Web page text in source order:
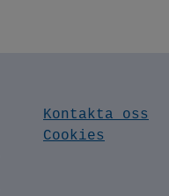
Kontakta oss
Cookies